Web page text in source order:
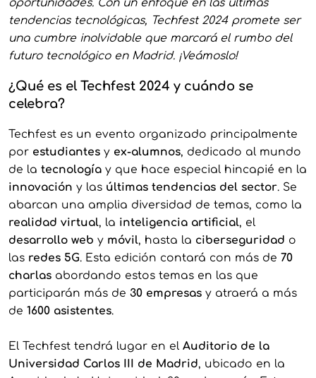
oportunidades. Con un enfoque en las últimas
tendencias tecnológicas, Techfest 2024 promete ser
una cumbre inolvidable que marcará el rumbo del
futuro tecnológico en Madrid. ¡Veámoslo!
¿Qué es el Techfest 2024 y cuándo se
celebra?
Techfest es un evento organizado principalmente
por estudiantesy ex-alumnos, dedicado al mundo
de la tecnologíay que hace especial hincapié en la
innovación y las últimas tendencias del sector. Se
abarcan una amplia diversidad de temas, como la
realidad virtual, la inteligencia artificial, el
desarrollo web y móvil, hasta la ciberseguridad o
las redes 5G. Esta edición contará con más de 70
charlasabordando estos temas en las que
participarán más de 30 empresasy atraerá a más
de 1600 asistentes.
El Techfest tendrá lugar en el Auditorio de la
Universidad Carlos III de Madrid, ubicado en la